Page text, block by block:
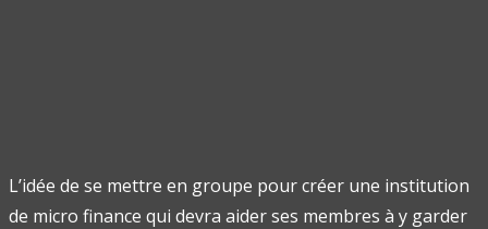
L’idée de se mettre en groupe pour créer une institution
de micro finance qui devra aider ses membres à y garder